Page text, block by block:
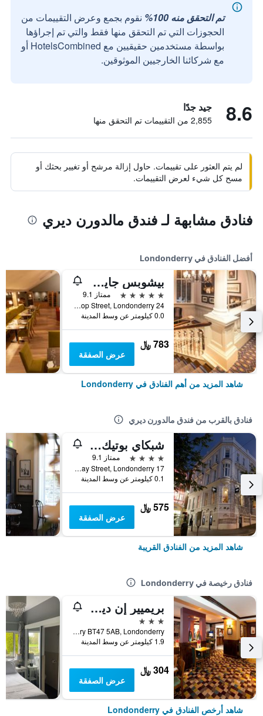
تم التحقق منه 100%
نقوم بجمع وعرض التقييمات من
الحجوزات التي تم التحقق منها فقط والتي تم إجراؤها
بواسطة مستخدمين حقيقيين مع HotelsCombined أو
مع شركائنا الخارجيين الموثوقين.
8.6 جيد جدًا
2,855 من التقييمات تم التحقق منها
لم يتم العثور على تقييمات. حاول إزالة مرشح أو تغيير بحثك أو
مسح كل شيء لعرض التقييمات.
فنادق مشابهة لـ فندق مالدورن ديري
أفضل الفنادق في Londonderry
بيشوبس جايت هوتل
5 نجوم
ممتاز 9.1
24 Bishop Street, Londonderry, المملكة المتحدة
0.0 كيلومتر عن وسط المدينة
783 ﷼
عرض الصفقة
شاهد المزيد من أهم الفنادق في Londonderry
فنادق بالقرب من فندق مالدورن ديري
شبكاي بوتيك هوتل
4 نجوم
ممتاز 9.1
17 Shipquay Street, Londonderry, المملكة المتحدة
0.1 كيلومتر عن وسط المدينة
575 ﷼
عرض الصفقة
شاهد المزيد من الفنادق القريبة
فنادق رخيصة في Londonderry
بريميير إن ديري / لندنديري
3 نجوم
Crescent Link, Derry, Londonderry BT47 5AB, Londonderry, المملكة المتحدة
1.9 كيلومتر عن وسط المدينة
304 ﷼
عرض الصفقة
شاهد أرخص الفنادق في Londonderry